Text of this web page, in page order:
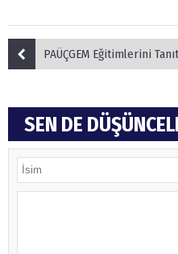
PAÜÇGEM Eğitimlerini
SEN DE